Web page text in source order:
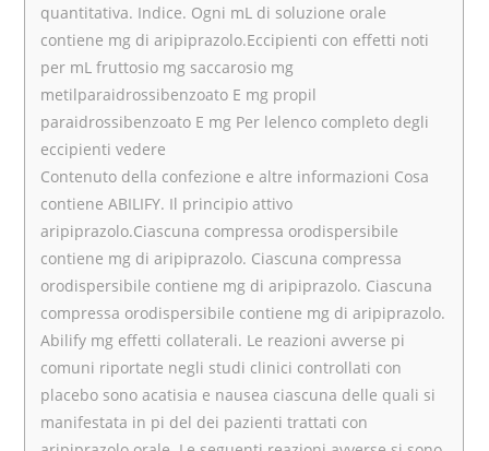
quantitativa. Indice. Ogni mL di soluzione orale
contiene mg di aripiprazolo.Eccipienti con effetti noti
per mL fruttosio mg saccarosio mg
metilparaidrossibenzoato E mg propil
paraidrossibenzoato E mg Per lelenco completo degli
eccipienti vedere
Contenuto della confezione e altre informazioni Cosa
contiene ABILIFY. Il principio attivo
aripiprazolo.Ciascuna compressa orodispersibile
contiene mg di aripiprazolo. Ciascuna compressa
orodispersibile contiene mg di aripiprazolo. Ciascuna
compressa orodispersibile contiene mg di aripiprazolo.
Abilify mg effetti collaterali. Le reazioni avverse pi
comuni riportate negli studi clinici controllati con
placebo sono acatisia e nausea ciascuna delle quali si
manifestata in pi del dei pazienti trattati con